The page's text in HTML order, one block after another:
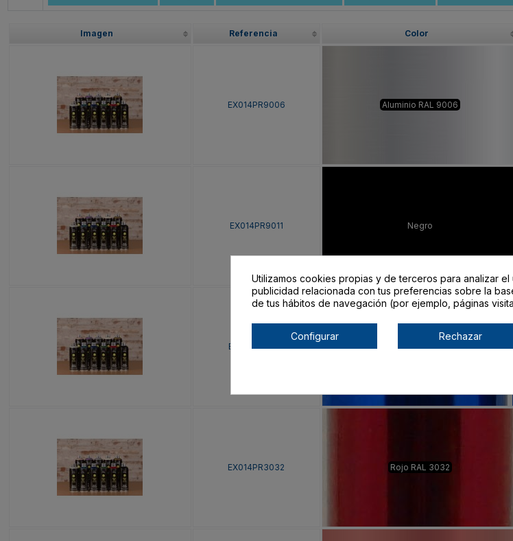
Imagen Referencia Color
EX014PR9006 Aluminio RAL 9006
EX014PR9011 Negro
EX014PR5026 Azul Oscuro RAL 5026
EX014PR3032 Rojo RAL 3032
Utilizamos cookies propias y de terceros para analizar
publicidad relacionada con tus preferencias sobre la
de tus hábitos de navegación (por ejemplo, páginas
Configurar Rechazar